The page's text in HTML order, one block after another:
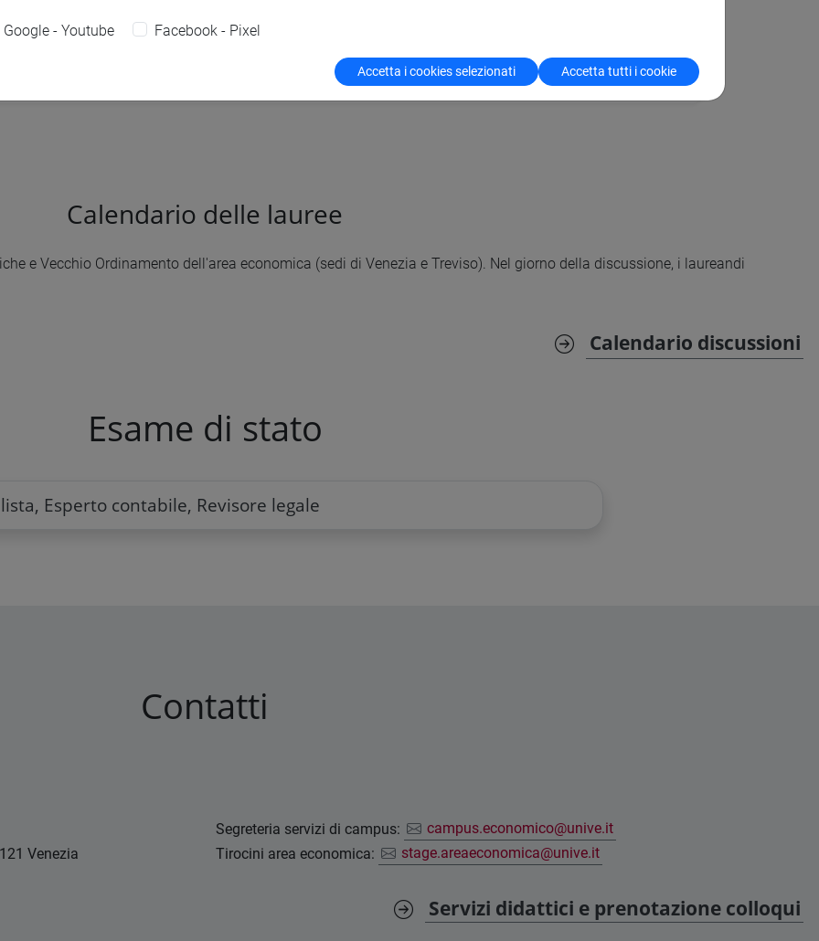
Prova finale: scadenze, ammissione e modalità
Calendario delle lauree
e Vecchio Ordinamento dell'area economica (sedi di Venezia e Treviso). Nel giorno della discussione, i laureandi
Calendario discussioni
Esame di stato
Esperto contabile, Revisore legale
Contatti
Venezia
Segreteria servizi di campus:
campus.economico@unive.it
Tirocini area economica:
stage.areaeconomica@unive.it
Servizi didattici e prenotazione colloqui
Google - Youtube Facebook - Pixel
Accetta i cookies selezionati Accetta tutti i cookie